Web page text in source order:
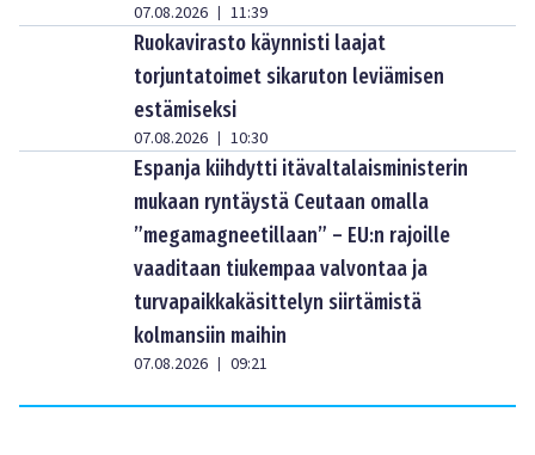
07.08.2026 | 11:39
Ruokavirasto käynnisti laajat
torjuntatoimet sikaruton leviämisen
estämiseksi
07.08.2026 | 10:30
Espanja kiihdytti itävaltalaisministerin
mukaan ryntäystä Ceutaan omalla
”megamagneetillaan” – EU:n rajoille
vaaditaan tiukempaa valvontaa ja
turvapaikkakäsittelyn siirtämistä
kolmansiin maihin
07.08.2026 | 09:21